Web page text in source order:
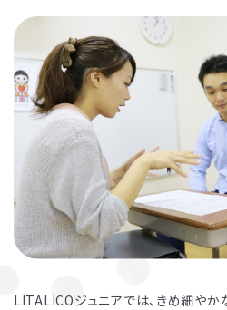
LITALICOジュニアでは、きめ細やか
お子さまのやる気
保護者さまのストレ